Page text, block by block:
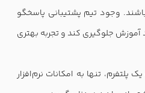
وجود تیم پشتیبانی پاسخگو
آموزش جلوگیری کند و تجربه بهتری
تنها به امکانات نرم‌افزار